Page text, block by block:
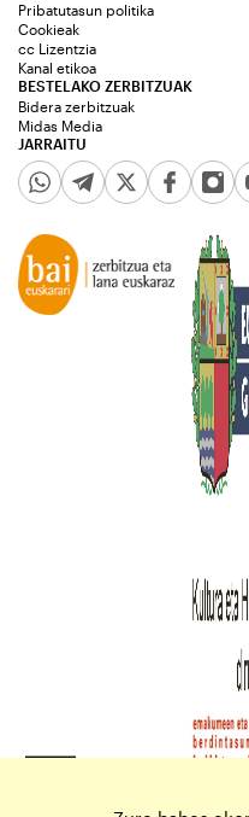
JARRAITU
Pribatutasun politika
Cookieak
cc Lizentzia
Kanal etikoa
BESTELAKO ZERBITZUAK
Bidera zerbitzuak
Midas Media